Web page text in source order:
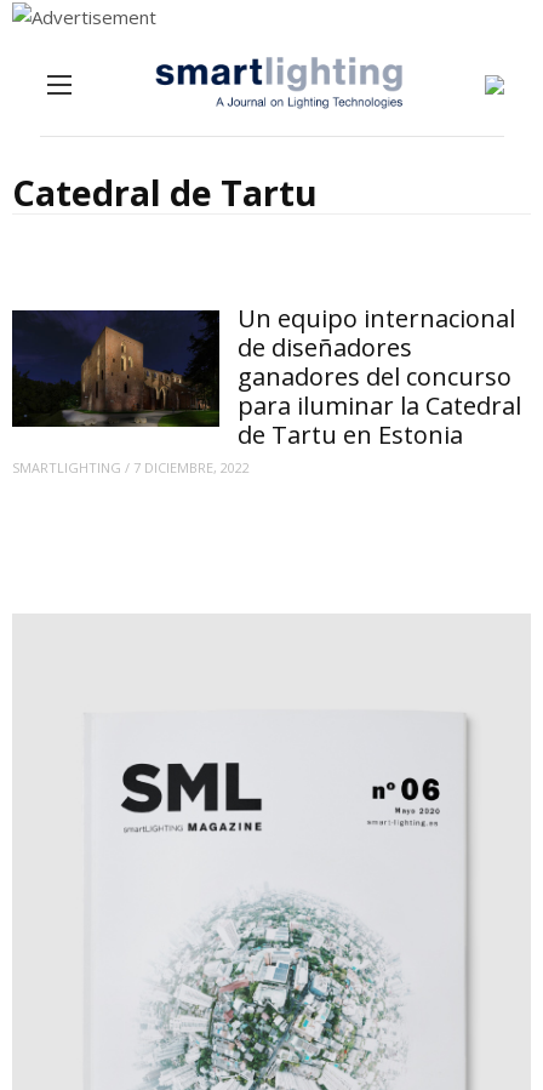
Catedral de Tartu
Un equipo internacional
de diseñadores
ganadores del concurso
para iluminar la Catedral
de Tartu en Estonia
SMARTLIGHTING / 7 DICIEMBRE, 2022